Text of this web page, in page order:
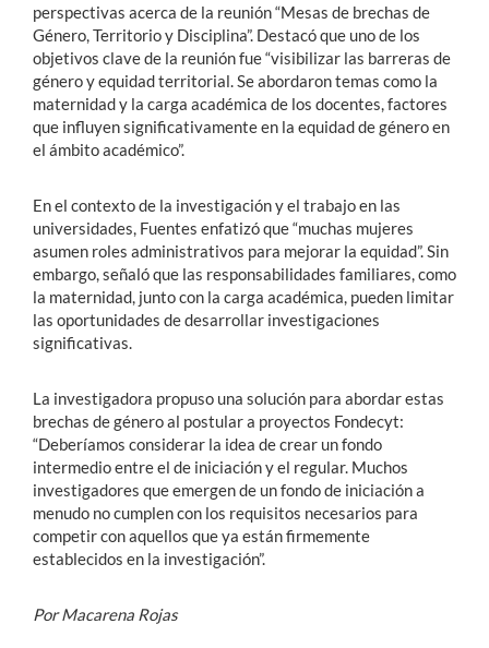
perspectivas acerca de la reunión “Mesas de brechas de
Género, Territorio y Disciplina”. Destacó que uno de los
objetivos clave de la reunión fue “visibilizar las barreras de
género y equidad territorial. Se abordaron temas como la
maternidad y la carga académica de los docentes, factores
que influyen significativamente en la equidad de género en
el ámbito académico”.
En el contexto de la investigación y el trabajo en las
universidades, Fuentes enfatizó que “muchas mujeres
asumen roles administrativos para mejorar la equidad”. Sin
embargo, señaló que las responsabilidades familiares, como
la maternidad, junto con la carga académica, pueden limitar
las oportunidades de desarrollar investigaciones
significativas.
La investigadora propuso una solución para abordar estas
brechas de género al postular a proyectos Fondecyt:
“Deberíamos considerar la idea de crear un fondo
intermedio entre el de iniciación y el regular. Muchos
investigadores que emergen de un fondo de iniciación a
menudo no cumplen con los requisitos necesarios para
competir con aquellos que ya están firmemente
establecidos en la investigación”.
Por Macarena Rojas